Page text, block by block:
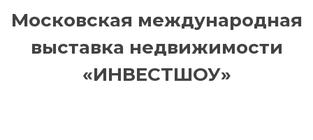
Московская международная
выставка недвижимости
«ИНВЕСТШОУ»